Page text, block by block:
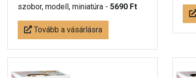
szobor, modell, miniatúra - 5690 Ft
Tovább a vásárlásra